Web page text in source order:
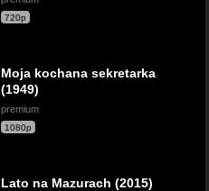
720p
Moja kochana sekretarka
(1949)
premium
1080p
Lato na Mazurach (2015)